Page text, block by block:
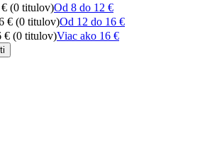
(0 titulov)Od 8 do 12 €
€ (0 titulov)Od 12 do 16 €
€ (0 titulov)Viac ako 16 €